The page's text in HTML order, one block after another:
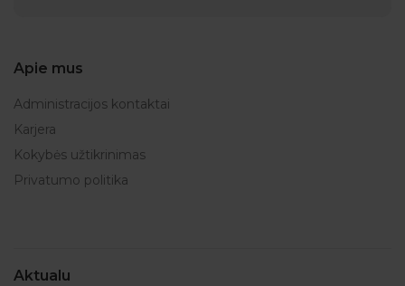
Apie mus
Administracijos kontaktai
Karjera
Kokybės užtikrinimas
Privatumo politika
Aktualu